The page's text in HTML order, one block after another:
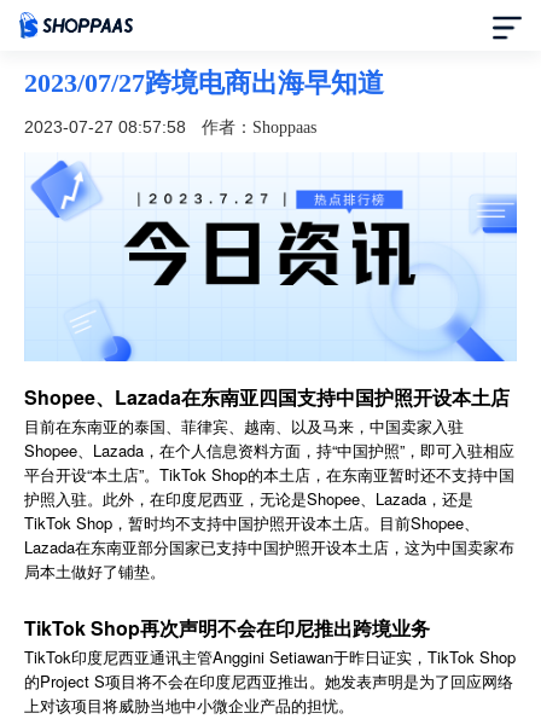
首页
定价
模板中心
合作伙伴
帮助中心
了解我们
简体中文
登录 免费使用
2023/07/27跨境电商出海早知道
2023-07-27 08:57:58 作者：Shoppaas
Shopee、Lazada在东南亚四国支持中国护照开设本土店
目前在东南亚的泰国、菲律宾、越南、以及马来，中国卖家入驻
Shopee、Lazada，在个人信息资料方面，持“中国护照”，即可入驻相应
平台开设“本土店”。TikTok Shop的本土店，在东南亚暂时还不支持中国
护照入驻。此外，在印度尼西亚，无论是Shopee、Lazada，还是
TikTok Shop，暂时均不支持中国护照开设本土店。目前Shopee、
Lazada在东南亚部分国家已支持中国护照开设本土店，这为中国卖家布
局本土做好了铺垫。
TikTok Shop再次声明不会在印尼推出跨境业务
TikTok印度尼西亚通讯主管Anggini Setiawan于昨日证实，TikTok Shop
的Project S项目将不会在印度尼西亚推出。她发表声明是为了回应网络
上对该项目将威胁当地中小微企业产品的担忧。